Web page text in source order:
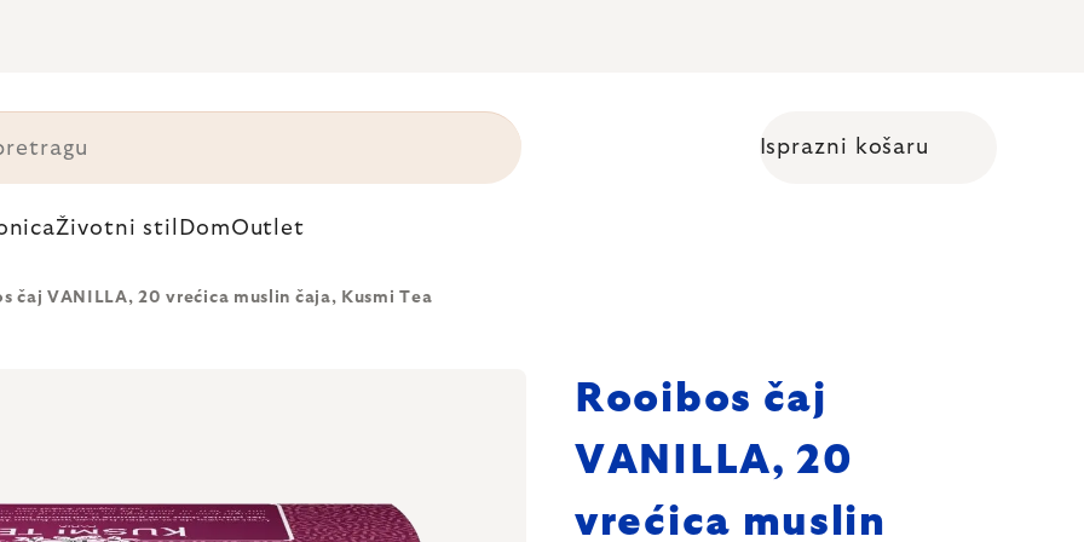
Isprazni košaru
Životni stil DomOutlet
čaj VANILLA, 20 vrećica muslin čaja, Kusmi Tea
Rooibos čaj
VANILLA, 20
vrećica muslin